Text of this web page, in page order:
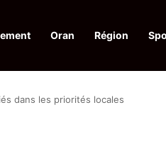
Oran Région
à une action collective
dans les priorités locales